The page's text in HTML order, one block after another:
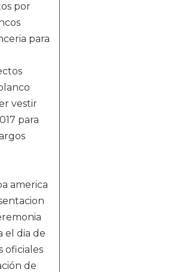
por
para
vestir
para
america
el dia de
oficiales
de